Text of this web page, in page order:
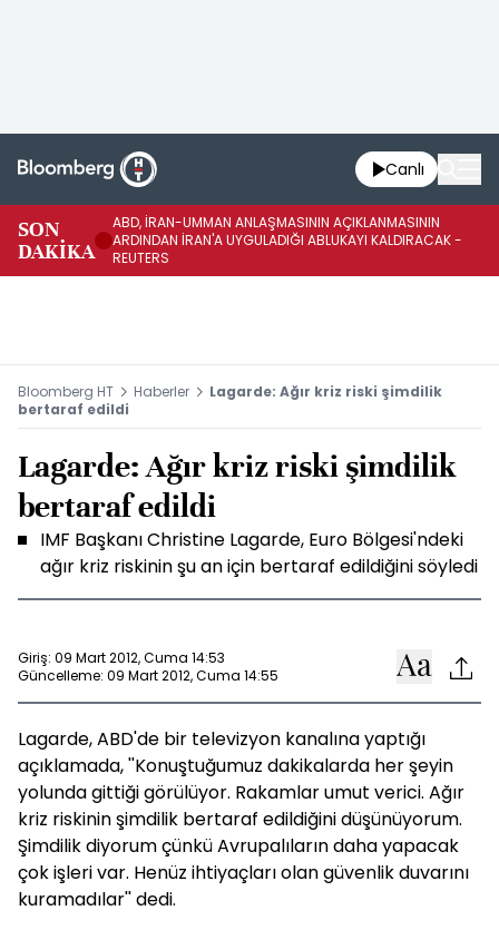
Canlı
SON
DAKİKA
ABD, İRAN-UMMAN ANLAŞMASININ AÇIKLANMASININ
ARDINDAN İRAN'A UYGULADIĞI ABLUKAYI KALDIRACAK -
REUTERS
Bloomberg HT Haberler
Lagarde: Ağır kriz riski şimdilik
bertaraf edildi
Lagarde: Ağır kriz riski şimdilik
bertaraf edildi
IMF Başkanı Christine Lagarde, Euro Bölgesi'ndeki
ağır kriz riskinin şu an için bertaraf edildiğini söyledi
Giriş: 09 Mart 2012, Cuma 14:53
Güncelleme: 09 Mart 2012, Cuma 14:55
Lagarde, ABD'de bir televizyon kanalına yaptığı
açıklamada, ''Konuştuğumuz dakikalarda her şeyin
yolunda gittiği görülüyor. Rakamlar umut verici. Ağır
kriz riskinin şimdilik bertaraf edildiğini düşünüyorum.
Şimdilik diyorum çünkü Avrupalıların daha yapacak
çok işleri var. Henüz ihtiyaçları olan güvenlik duvarını
kuramadılar'' dedi.